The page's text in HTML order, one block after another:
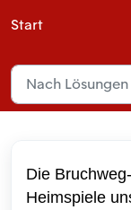
Start
Die
Heimspiele